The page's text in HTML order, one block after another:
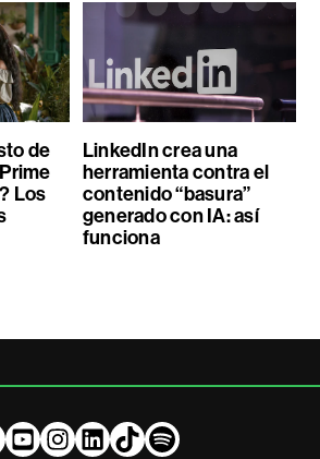
de
Los
LinkedIn crea una
herramienta contra el
contenido “basura”
generado con IA: así
funciona